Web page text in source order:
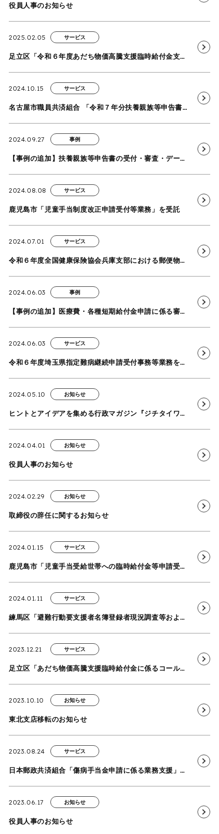
役員人事のお知らせ
2025.02.05 サービス
足立区「令和６年度あだち物価高騰支援臨時給付金支給事業業務委託」を受託
2024.10.15 サービス
名古屋市職員共済組合 「令和７年分扶養親族等申告書電話対応・書類審査・データ入力業務委託」を受託
2024.09.27 事例
【事例の追加】扶養親族等申告書の受付・審査・データ入力・コールセンター業務（共済組合）
2024.08.08 サービス
鹿児島市「児童手当制度改正申請受付等業務」を受託
2024.07.01 サービス
令和６年度全国健康保険協会兵庫支部における郵便物開封・仕分け等業務を受託
2024.06.03 事例
【事例の追加】医療費・各種短期給付金申請に係る審査業務（共済組合）
2024.06.03 サービス
令和６年度埼玉県指定難病継続申請受付事務等業務を受託
2024.05.10 お知らせ
ヒントとアイデアを集める行政マガジン『ジチタイワークス』に当社の事務局運営サービスに関する取り組みが掲載されました
2024.04.01 お知らせ
役員人事のお知らせ
2024.02.29 お知らせ
取締役の辞任に関するお知らせ
2024.01.15 サービス
鹿児島市「児童手当受給世帯への臨時給付金等申請受付等業務」を受託
2024.01.11 サービス
練馬区「避難行動要支援者名簿登録者現況調査等および個別避難計画作成に係る審査等業務委託」を受託
2023.12.21 サービス
足立区「あだち物価高騰支援臨時給付金に係るコールセンター及び書類一次点検業務」を受託
2023.10.10 お知らせ
東北支店移転のお知らせ
2023.08.24 サービス
日本郵政共済組合「傷病手当金申請に係る業務支援」を受託
2023.06.17 お知らせ
役員人事のお知らせ